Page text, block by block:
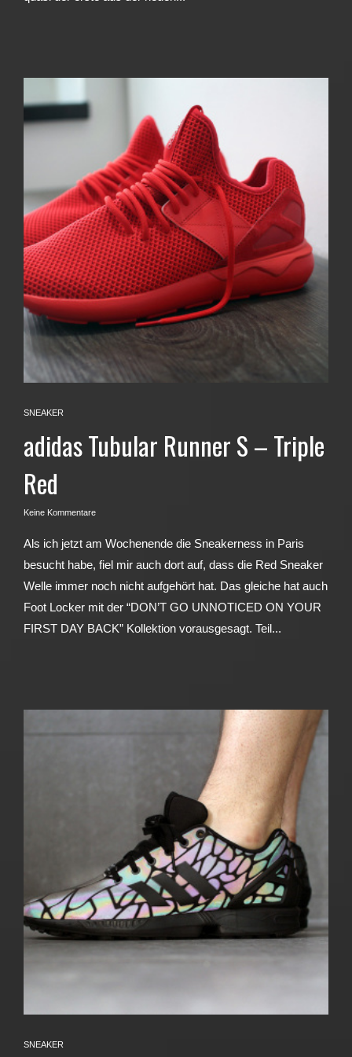
SNEAKER
adidas Tubular Runner S – Triple
Red
Keine Kommentare
Als ich jetzt am Wochenende die Sneakerness in Paris
besucht habe, fiel mir auch dort auf, dass die Red Sneaker
Welle immer noch nicht aufgehört hat. Das gleiche hat auch
Foot Locker mit der “DON’T GO UNNOTICED ON YOUR
FIRST DAY BACK” Kollektion vorausgesagt. Teil...
SNEAKER